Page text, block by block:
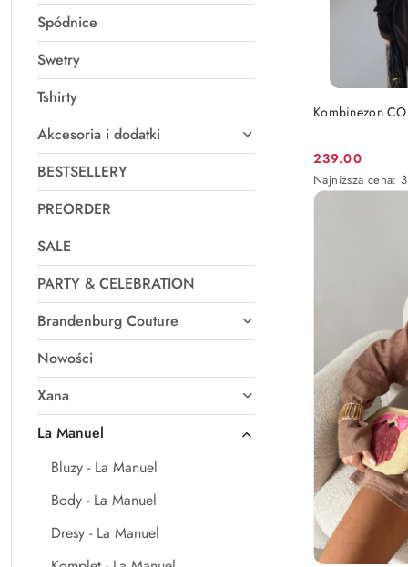
Spódnice
Swetry
Tshirty
Akcesoria i dodatki
BESTSELLERY
PREORDER
SALE
PARTY & CELEBRATION
Brandenburg Couture
Nowości
Xana
La Manuel
Bluzy - La Manuel
Body - La Manuel
Dresy - La Manuel
Kombinezon
Cena
promocyjna:
239.00
Najniższa
cena
Najniższa cena: